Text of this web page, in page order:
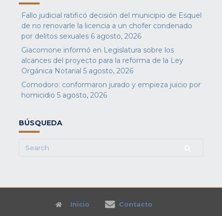
Fallo judicial ratificó decisión del municipio de Esquel
de no renovarle la licencia a un chofer condenado
por delitos sexuales 6 agosto, 2026
Giacomone informó en Legislatura sobre los
alcances del proyecto para la reforma de la Ley
Orgánica Notarial 5 agosto, 2026
Comodoro: conformaron jurado y empieza juicio por
homicidio 5 agosto, 2026
BÚSQUEDA
Search
Inicio Contacto